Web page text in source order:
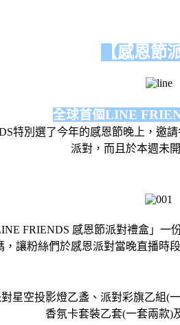
【感恩節
全球首個LINE
特別選了今年的感恩節晚上，邀
派對，而且於本週未
FRIENDS 感恩節派對禮盒」
，讓粉絲們於感恩派對當晚直播時
星空投影燈乙盞、派對彩旗乙組
香氛卡套裝乙套(一套兩款)